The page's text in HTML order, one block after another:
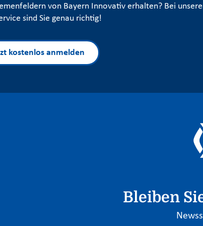
von Bayern Innovativ erhalten? Bei
sind Sie genau richtig!
kostenlos anmelden
Bleiben